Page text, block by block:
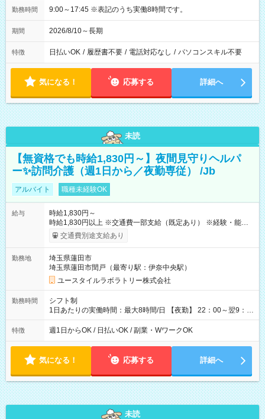
勤務時間 9:00～17:45 ※表記のうち実働8時間です。
期間 2026/8/10～長期
特徴 日払いOK / 履歴書不要 / 電話対応なし / パソコンスキル不要
気になる！ 応募する 詳細へ
未読
【無資格でも時給1,830円～】夜間見守りヘルパ
ー✨訪問介護（週1日から／夜勤専従） /Jb
アルバイト 職種未経験OK
給与
時給1,830円～
時給1,830円以上 ※交通費一部支給（既定あり） ※経験・能力を
考慮して決定します 【収入例】 週1回勤務の場合：1,830円×8時
間×4回=5万8,560円 週3回勤務の場合：1,830円×8時間×12回
月 ※ 雇用形態と給与に、本採用時と異なる部分があります。 雇
用形態：本採用時と同じです。 給与：時給 1,580円以上
交通費別途支給あり
勤務地
埼玉県蓮田市
埼玉県蓮田市閏戸（最寄り駅：伊奈中央駅）
ユースタイルラボラトリー株式会社
勤務時間
シフト制
1日あたりの実働時間：最大8時間/日 【夜勤】 22：00～翌9：
00 ※週1日～OK ／ 夜勤専従 ＊＊ 勤務時間例 ＊＊ ■22時か
ら翌7時 ■23時から翌8時 ■24時から翌9時 など ※上記の時間
ます。 ※曜日固定（毎週同じ曜日での勤務となります）
特徴 週1日からOK / 日払いOK / 副業・WワークOK
気になる！ 応募する 詳細へ
未読